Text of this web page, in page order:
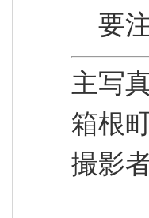
要
主写
箱根
撮影